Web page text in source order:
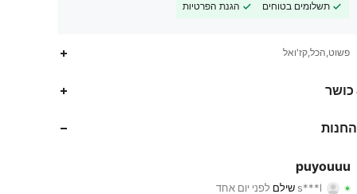
תשלומים בטוחים
הגנת הפרטיות
פשוט,הכל,קז'ואל
כושר
puyouuu
4.84
4.84
4.84
s***lשילם
r***g עקבו אחרלפני יום אחד